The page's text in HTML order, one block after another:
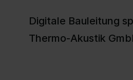
Digitale Bauleitung
Thermo-Akustik